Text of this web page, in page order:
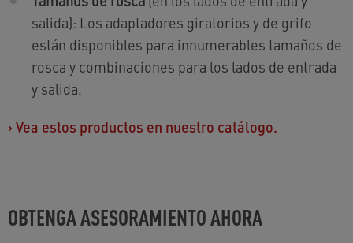
salida): Los adaptadores giratorios y de grifo
están disponibles para innumerables tamaños de
rosca y combinaciones para los lados de entrada
y salida.
› Vea estos productos en nuestro catálogo.
OBTENGA ASESORAMIENTO AHORA